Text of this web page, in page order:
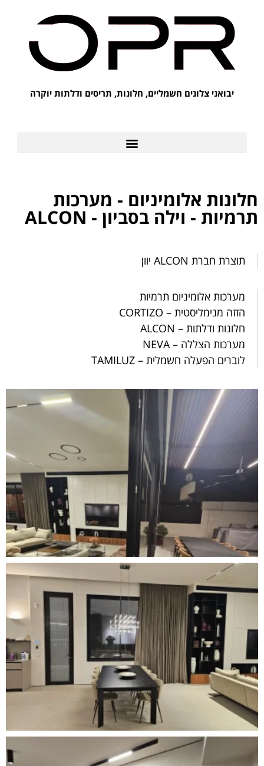
יבואני צלונים חשמליים, חלונות, תריסים ודלתות יוקרה
חלונות אלומיניום - מערכות
תרמיות - וילה בסביון - ALCON
תוצרת חברת ALCON יוון
מערכות אלומיניום תרמיות
הזזה מנימליסטית – CORTIZO
חלונות ודלתות – ALCON
מערכות הצללה – NEVA
לוברים הפעלה חשמלית – TAMILUZ